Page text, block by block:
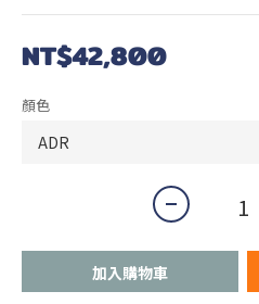
NT$42,800
顏色
加入購物車